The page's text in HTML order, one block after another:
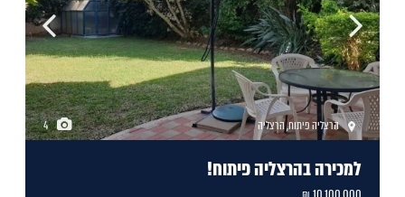
4 הרצליה פיתוח,הרצליה
למכירה בהרצליה פיתוח!